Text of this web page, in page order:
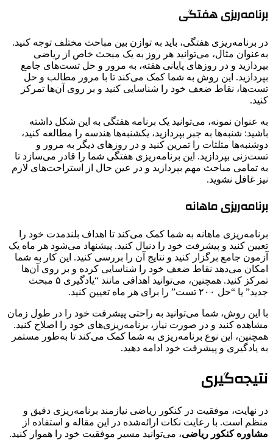
برنامه‌ریزی هفتگی
در برنامه‌ریزی هفتگی، باید به توازن بین مباحث مختلف توجه کنید.
به‌عنوان مثال، می‌توانید هر روز به یک مبحث خاص از ریاضی
بپردازید و در روزهای پایانی هفته، به مرور و حل تست‌های جامع
بپردازید. این روش به شما کمک می‌کند تا با مرور مطالب و حل
تست‌ها، نقاط ضعف خود را شناسایی کنید و بر روی آن‌ها تمرکز
کنید.
به عنوان نمونه، می‌توانید یک برنامه هفتگی به این شکل داشته
باشید: شنبه‌ها به جبر بپردازید، یکشنبه‌ها هندسه را مطالعه کنید،
دوشنبه‌ها مثلثات را تمرین کنید و در روزهای دیگر به مرور و
تست‌زنی بپردازید. این برنامه‌ریزی هفتگی شما را قادر می‌سازد تا
به تمامی مباحث مهم بپردازید و در عین حال از استراحت‌های لازم
نیز غافل نشوید.
برنامه‌ریزی ماهانه
برنامه‌ریزی ماهانه به شما کمک می‌کند تا اهداف بلندمدت خود را
تعیین کنید و پیشرفت خود را دنبال کنید. پیشنهاد می‌شود هر ماه یک
آزمون جامع برگزار کنید و نتایج آن را بررسی کنید. این کار به شما
امکان می‌دهد نقاط ضعف خود را شناسایی کرده و بر روی آن‌ها
تمرکز کنید. همچنین، می‌توانید اهدافی مانند “یادگیری ۵ مبحث
جدید” یا “حل ۲۰۰ تست” را برای هر ماه تعیین کنید.
با این روش، شما می‌توانید به راحتی پیشرفت خود را در طول زمان
مشاهده کنید و در صورت نیاز، برنامه‌ریزی‌های خود را اصلاح کنید.
همچنین، این نوع برنامه‌ریزی به شما کمک می‌کند تا به‌طور مستمر
به یادگیری و پیشرفت خود ادامه دهید.
نتیجه‌گیری
در نهایت، موفقیت در کنکور ریاضی نیازمند برنامه‌ریزی دقیق و
منظم است. با رعایت نکات ارائه‌شده در این مقاله و استفاده از
مشاوره کنکور ریاضی، می‌توانید مسیر موفقیت خود را هموار کنید.